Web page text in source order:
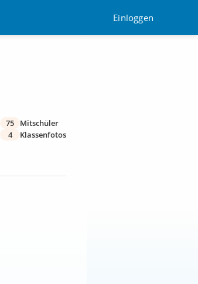
Einloggen
75
Mitschüler
4
Klassenfotos